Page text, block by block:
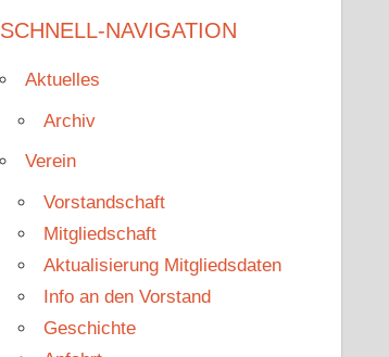
SCHNELL-NAVIGATION
Aktuelles
Archiv
Verein
Vorstandschaft
Mitgliedschaft
Aktualisierung Mitgliedsdaten
Info an den Vorstand
Geschichte